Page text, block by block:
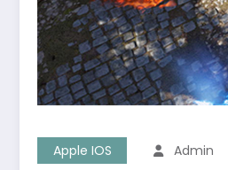
Apple IOS Admin